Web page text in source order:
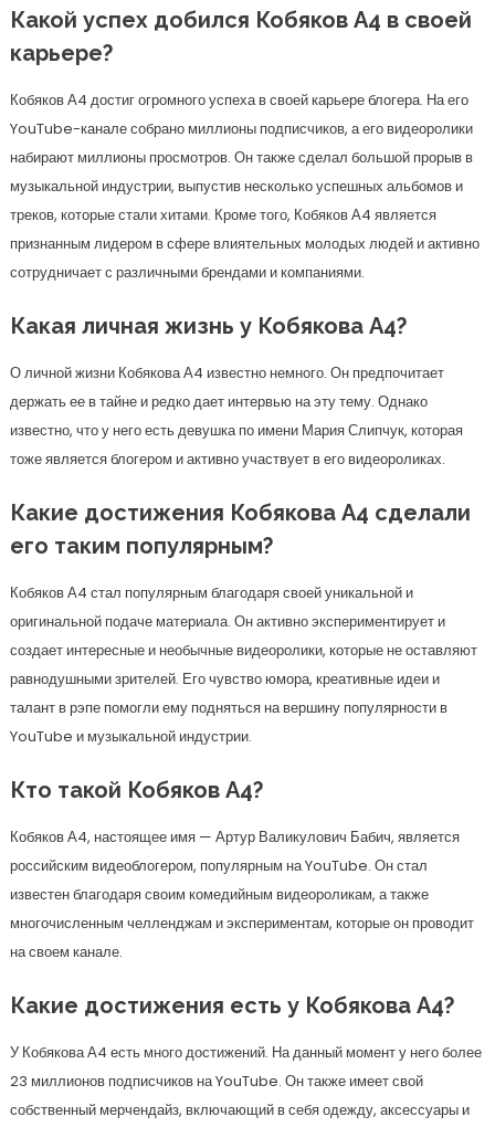
Какой успех добился Кобяков А4 в своей
карьере?
Кобяков А4 достиг огромного успеха в своей карьере блогера. На его
YouTube-канале собрано миллионы подписчиков, а его видеоролики
набирают миллионы просмотров. Он также сделал большой прорыв в
музыкальной индустрии, выпустив несколько успешных альбомов и
треков, которые стали хитами. Кроме того, Кобяков А4 является
признанным лидером в сфере влиятельных молодых людей и активно
сотрудничает с различными брендами и компаниями.
Какая личная жизнь у Кобякова А4?
О личной жизни Кобякова А4 известно немного. Он предпочитает
держать ее в тайне и редко дает интервью на эту тему. Однако
известно, что у него есть девушка по имени Мария Слипчук, которая
тоже является блогером и активно участвует в его видеороликах.
Какие достижения Кобякова А4 сделали
его таким популярным?
Кобяков А4 стал популярным благодаря своей уникальной и
оригинальной подаче материала. Он активно экспериментирует и
создает интересные и необычные видеоролики, которые не оставляют
равнодушными зрителей. Его чувство юмора, креативные идеи и
талант в рэпе помогли ему подняться на вершину популярности в
YouTube и музыкальной индустрии.
Кто такой Кобяков А4?
Кобяков А4, настоящее имя — Артур Валикулович Бабич, является
российским видеоблогером, популярным на YouTube. Он стал
известен благодаря своим комедийным видеороликам, а также
многочисленным челленджам и экспериментам, которые он проводит
на своем канале.
Какие достижения есть у Кобякова А4?
У Кобякова А4 есть много достижений. На данный момент у него более
23 миллионов подписчиков на YouTube. Он также имеет свой
собственный мерчендайз, включающий в себя одежду, аксессуары и